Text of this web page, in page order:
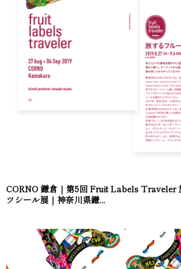
CORNO 鎌倉｜第5回 Fruit Labels Traveler
ツシール展｜神奈川県鎌...